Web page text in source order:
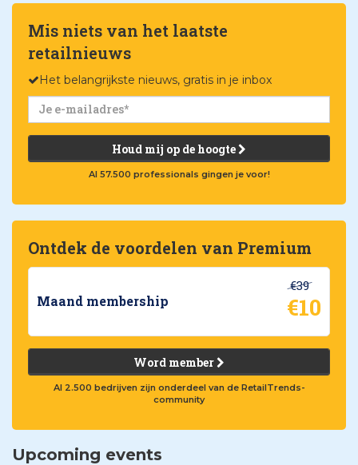
Mis niets van het laatste
retailnieuws
Het belangrijkste nieuws, gratis in je inbox
Houd mij op de hoogte
Al 57.500 professionals gingen je voor!
Ontdek de voordelen van Premium
Maand membership
€39
€10
Word member
Al 2.500 bedrijven zijn onderdeel van de RetailTrends-
community
Upcoming events